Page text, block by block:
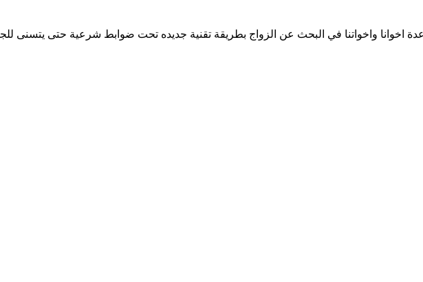
اخوانا واخواتنا في البحث عن الزواج بطريقة تقنية جديده تحت ضوابط شرعية حتى يتسنى